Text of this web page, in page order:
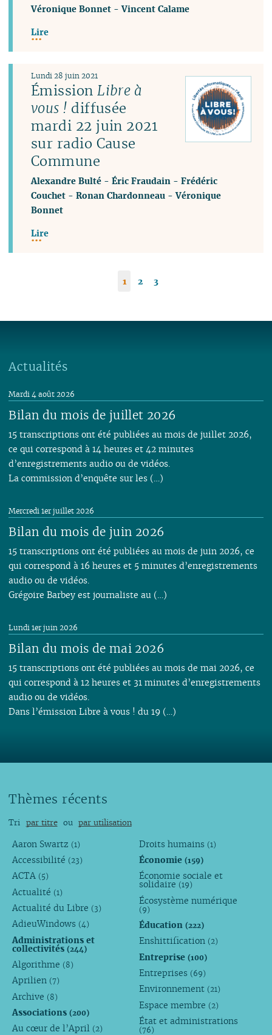
Véronique Bonnet -Vincent Calame
Lire
ÉmissionLibre à
vous ! diffusée
mardi 22 juin 2021
sur radio Cause
Commune
Lundi 28 juin 2021
Alexandre Bulté -Éric Fraudain -Frédéric
Couchet -Ronan Chardonneau -Véronique
Bonnet
Lire
1 2 3
Actualités
Bilan du mois de juillet 2026
Mardi 4 août 2026
15 transcriptions ont été publiées au mois de juillet 2026,
ce qui correspond à 14 heures et 42 minutes
d’enregistrements audio ou de vidéos.
La commission d’enquête sur les (…)
Bilan du mois de juin 2026
Mercredi 1er juillet 2026
15 transcriptions ont été publiées au mois de juin 2026, ce
qui correspond à 16 heures et 5 minutes d’enregistrements
audio ou de vidéos.
Grégoire Barbey est journaliste au (…)
Bilan du mois de mai 2026
Lundi 1er juin 2026
15 transcriptions ont été publiées au mois de mai 2026, ce
qui correspond à 12 heures et 31 minutes d’enregistrements
audio ou de vidéos.
Dans l’émission Libre à vous ! du 19 (…)
Thèmes récents
Tri par titre ou par utilisation
Aaron Swartz (1)
Accessibilité (23)
ACTA (5)
Actualité (1)
Actualité du Libre (3)
AdieuWindows (4)
Administrations et
collectivités (244)
Algorithme (8)
Aprilien (7)
Archive (8)
Associations (200)
Au cœur de l’April (2)
Droits humains (1)
Économie(159)
Économie sociale et
solidaire (19)
Écosystème numérique
(9)
Éducation(222)
Enshittification (2)
Entreprise(100)
Entreprises (69)
Environnement (21)
Espace membre (2)
État et administrations
(76)